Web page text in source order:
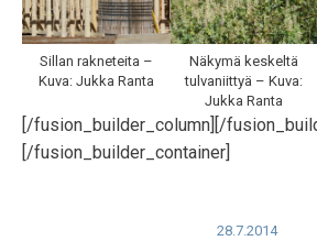
Sillan rakneteita –
Kuva: Jukka Ranta
Näkymä keskeltä
tulvaniittyä – Kuva:
Jukka Ranta
[/fusion_builder_column][/
[/fusion_builder_container]
28.7.2014